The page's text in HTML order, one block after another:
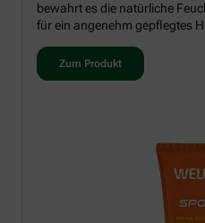
bewahrt es die natürliche
für ein angenehm gepflegtes
Zum Produkt